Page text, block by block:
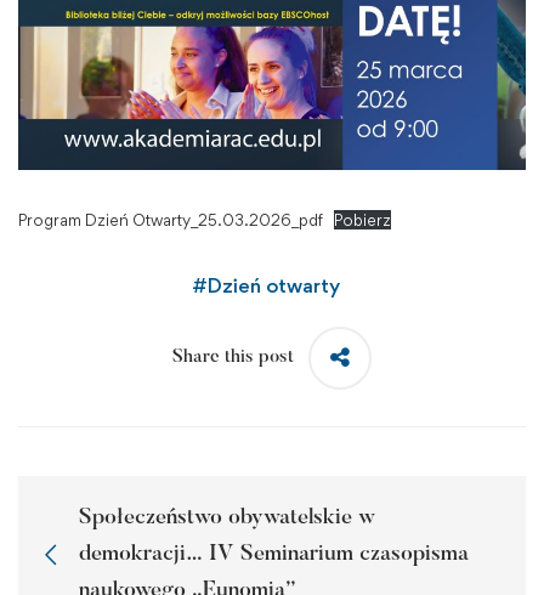
Program Dzień Otwarty_25.03.2026_pdf Pobierz
#Dzień otwarty
Share this post
Społeczeństwo obywatelskie w
demokracji… IV Seminarium czasopisma